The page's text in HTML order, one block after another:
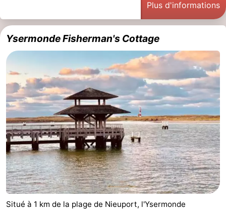
Plus d'informations
Ysermonde Fisherman's Cottage
Situé à 1 km de la plage de Nieuport, l'Ysermonde